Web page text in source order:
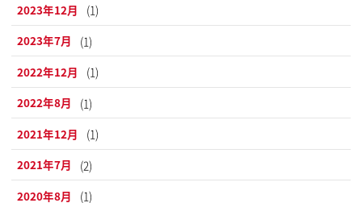
2023年12月
(1)
2023年7月
(1)
2022年12月
(1)
2022年8月
(1)
2021年12月
(1)
2021年7月
(2)
2020年8月
(1)